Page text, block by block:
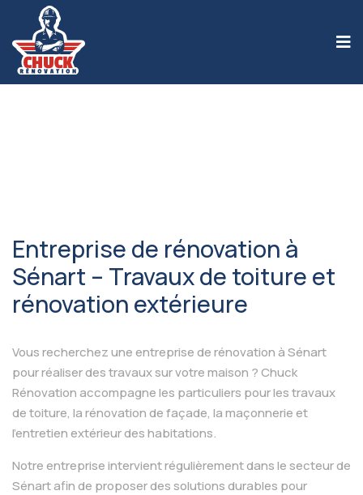
Entreprise de rénovation à
Sénart – Travaux de toiture et
rénovation extérieure
Vous recherchez une entreprise de rénovation à Sénart
pour réaliser des travaux sur votre maison ? Chuck
Rénovation accompagne les particuliers pour les travaux
de toiture, la rénovation de façade, la maçonnerie et
l’entretien extérieur des habitations.
Notre entreprise intervient régulièrement dans le secteur de
Sénart afin de proposer des solutions durables pour